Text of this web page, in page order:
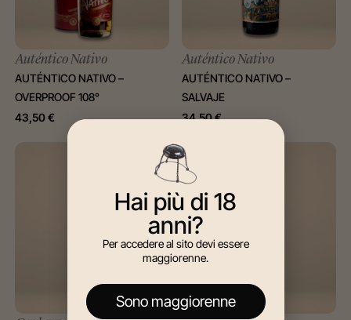
Auténtico Nativo
AUTÉNTICO NATIVO –
OVERPROOF 108°
43,50€
Auténtico Nativo
AUTÉNTICO NATIVO –
SALVAJE
34,50€
Hai più di 18
anni?
Per accedere al sito devi essere
maggiorenne.
Sono maggiorenne